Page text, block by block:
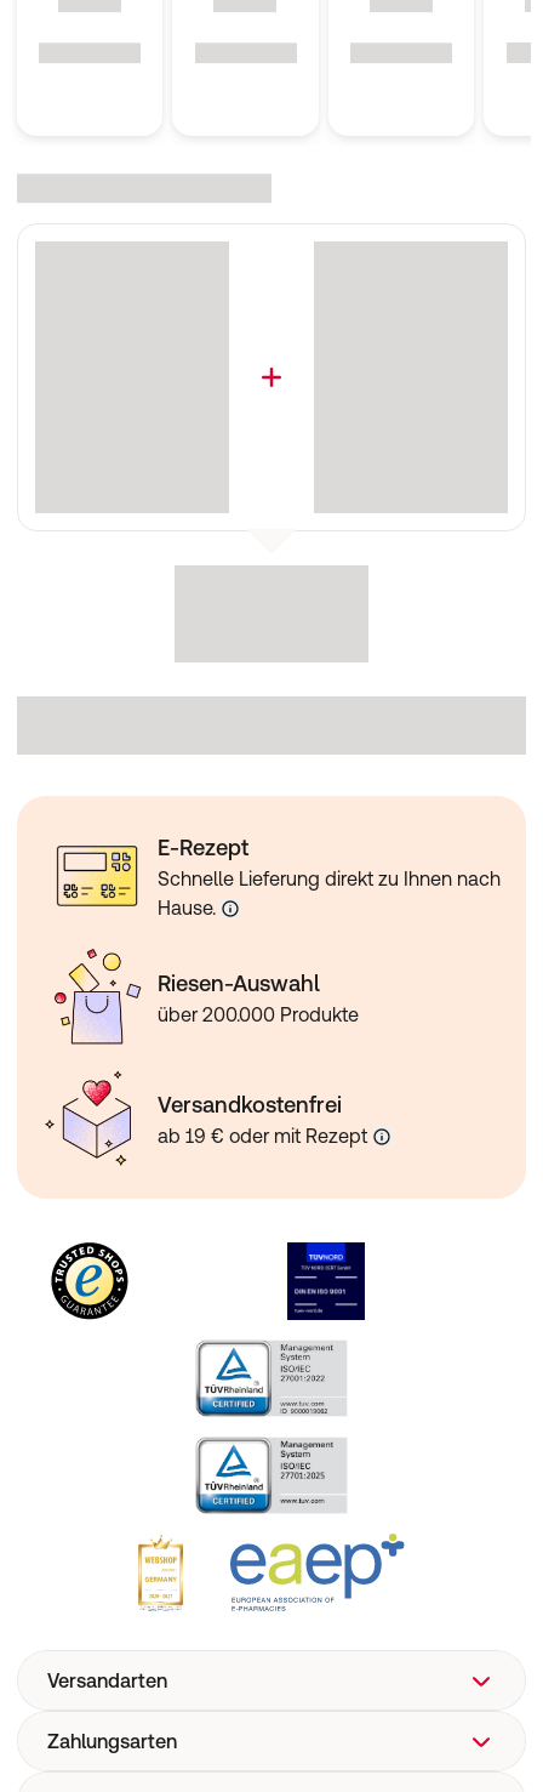
E-Rezept
Schnelle Lieferung direkt zu Ihnen nach
Hause.
Riesen-Auswahl
über 200.000 Produkte
Versandkostenfrei
ab 19 € oder mit Rezept
Versandarten
Zahlungsarten